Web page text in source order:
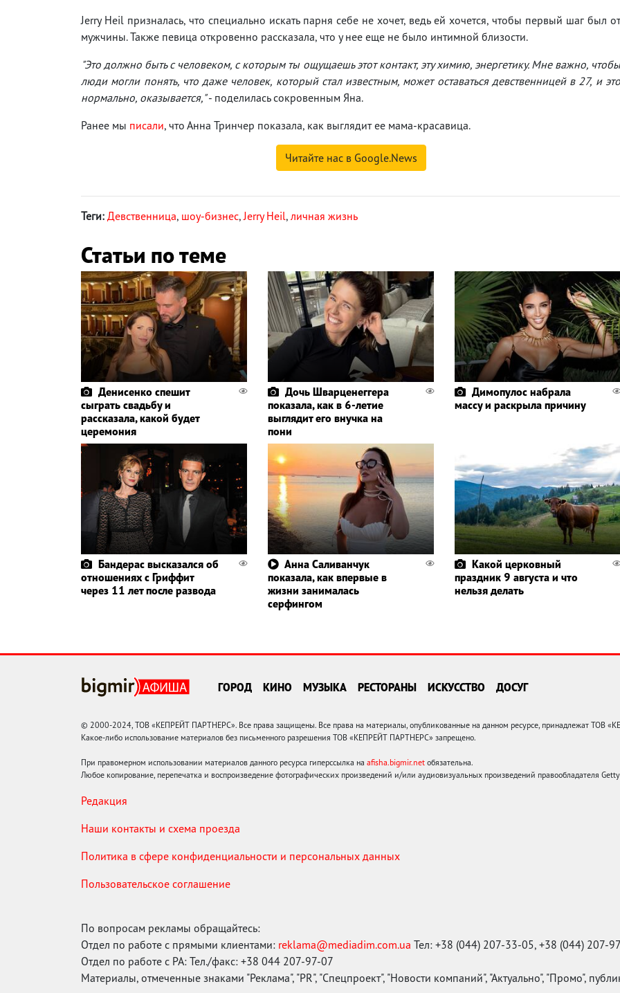
Jerry Heil призналась, что специально искать парня себе не хочет, ведь ей хочется, чтобы первый шаг был от
мужчины. Также певица откровенно рассказала, что у нее еще не было интимной близости.
"Это должно быть с человеком, с которым ты ощущаешь этот контакт, эту химию, энергетику. Мне важно, чтобы
люди могли понять, что даже человек, который стал известным, может оставаться девственницей в 27, и это
нормально, оказывается,"- поделилась сокровенным Яна.
Ранее мы писали, что Анна Тринчер показала, как выглядит ее мама-красавица.
Читайте нас в Google.News
Теги: Девственница, шоу-бизнес,Jerry Heil, личная жизнь
Статьи по теме
Денисенко спешит
сыграть свадьбу и
рассказала, какой будет
церемония
Дочь Шварценеггера
показала, как в 6-летие
выглядит его внучка на
пони
Димопулос набрала
массу и раскрыла причину
Бандерас высказался об
отношениях с Гриффит
через 11 лет после развода
Анна Саливанчук
показала, как впервые в
жизни занималась
серфингом
Какой церковный
праздник 9 августа и что
нельзя делать
ГОРОД КИНО МУЗЫКА РЕСТОРАНЫ ИСКУССТВО ДОСУГ
© 2000-2024, ТОВ «КЕПРЕЙТ ПАРТНЕРС». Все права защищены. Все права на материалы, опубликованные на данном ресурсе, принадлежат ТОВ
Какое-либо использование материалов без письменного разрешения ТОВ «КЕПРЕЙТ ПАРТНЕРС» запрещено.
При правомерном использовании материалов данного ресурса гиперссылка на afisha.bigmir.net обязательна.
Любое копирование, перепечатка и воспроизведение фотографических произведений и/или аудиовизуальных произведений правообладателя
Редакция
Наши контакты и схема проезда
Политика в сфере конфиденциальности и персональных данных
Пользовательское соглашение
По вопросам рекламы обращайтесь:
Отдел по работе с прямыми клиентами: reklama@mediadim.com.ua Тел: +38 (044) 207-33-05, +38 (044) 207-
Отдел по работе с РА: Тел./факс: +38 044 207-97-07
Материалы, отмеченные знаками "Реклама", "PR", "Спецпроект", "Новости компаний", "Актуально", "Промо",